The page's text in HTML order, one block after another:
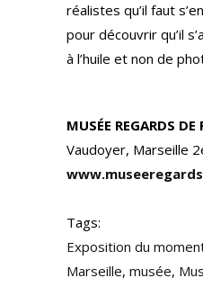
réalistes qu’il faut
pour découvrir qu’il
à l’huile et non de
MUSÉE REGARDS DE
Vaudoyer, Marseille
Tags:
Exposition du
Marseille, musée,